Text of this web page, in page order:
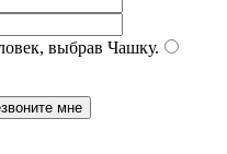
выбрав Чашку.